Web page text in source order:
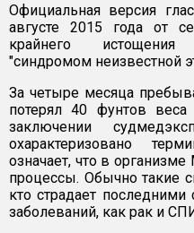
Официальная версия
августе 2015 года от
крайнего истощения
"синдромом неизвестной
За четыре месяца
потерял 40 фунтов
заключении
охарактеризовано
означает, что в
процессы. Обычно такие
кто страдает
заболеваний, как рак и